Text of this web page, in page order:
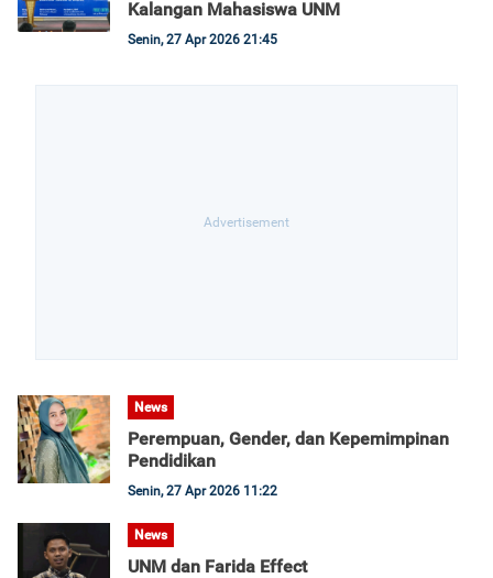
Kalangan Mahasiswa UNM
Senin, 27 Apr 2026 21:45
News
Perempuan, Gender, dan Kepemimpinan
Pendidikan
Senin, 27 Apr 2026 11:22
News
UNM dan Farida Effect